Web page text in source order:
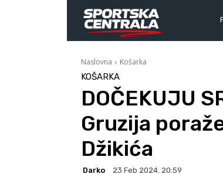
Naslovna Košarka
KOŠARKA
DOČEKUJU
Gruzija
Džikića
Darko 23 Feb 2024. 20:59